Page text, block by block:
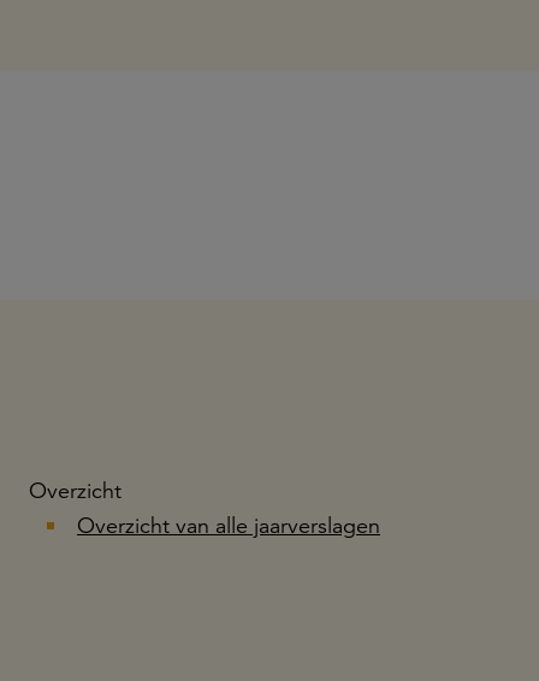
Overzicht
Overzicht van alle jaarverslagen